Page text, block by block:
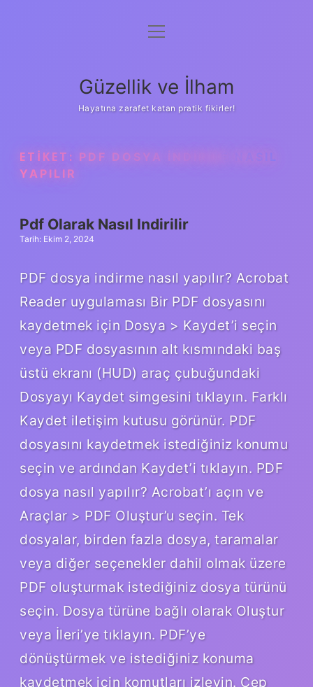
Anasayfa
Yasal Uyarı
menüyü
Güzellik ve İlham
Hayatına zarafet katan pratik fikirler!
ETIKET: PDF DOSYA INDIRME NASIL
YAPILIR
Pdf Olarak Nasıl Indirilir
Tarih: Ekim 2, 2024
PDF dosya indirme nasıl yapılır? Acrobat
Reader uygulaması Bir PDF dosyasını
kaydetmek için Dosya > Kaydet’i seçin
veya PDF dosyasının alt kısmındaki baş
üstü ekranı (HUD) araç çubuğundaki
Dosyayı Kaydet simgesini tıklayın. Farklı
Kaydet iletişim kutusu görünür. PDF
dosyasını kaydetmek istediğiniz konumu
seçin ve ardından Kaydet’i tıklayın. PDF
dosya nasıl yapılır? Acrobat’ı açın ve
Araçlar > PDF Oluştur’u seçin. Tek
dosyalar, birden fazla dosya, taramalar
veya diğer seçenekler dahil olmak üzere
PDF oluşturmak istediğiniz dosya türünü
seçin. Dosya türüne bağlı olarak Oluştur
veya İleri’ye tıklayın. PDF’ye
dönüştürmek ve istediğiniz konuma
kaydetmek için komutları izleyin. Cep